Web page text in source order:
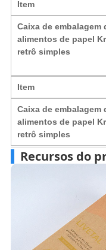
Item
Caixa de embalagem
alimentos de papel
retrô simples
Item
Caixa de embalagem
alimentos de papel
retrô simples
Recursos do